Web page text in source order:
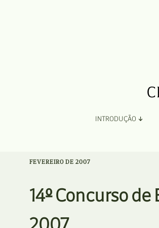
INTRODUÇÃO
Ficha Técnica e Apoios
FEVEREIRO DE 2007
14º Concurso de